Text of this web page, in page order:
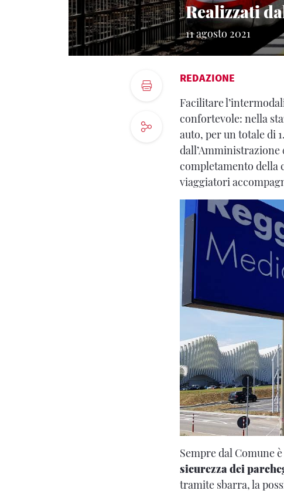
Realizzati
11 agosto 2021
REDAZIONE
Facilitare
confortevole: nella
auto, per un totale di
dall’Amministrazione
completamento della
viaggiatori
Sempre dal Comune
sicurezza dei
tramite sbarra, la